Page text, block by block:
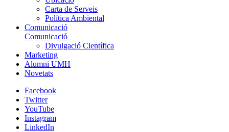
Carta de Serveis
Política Ambiental
Comunicació
Comunicació
Divulgació Científica
Marketing
Alumni UMH
Novetats
Facebook
Twitter
YouTube
Instagram
LinkedIn